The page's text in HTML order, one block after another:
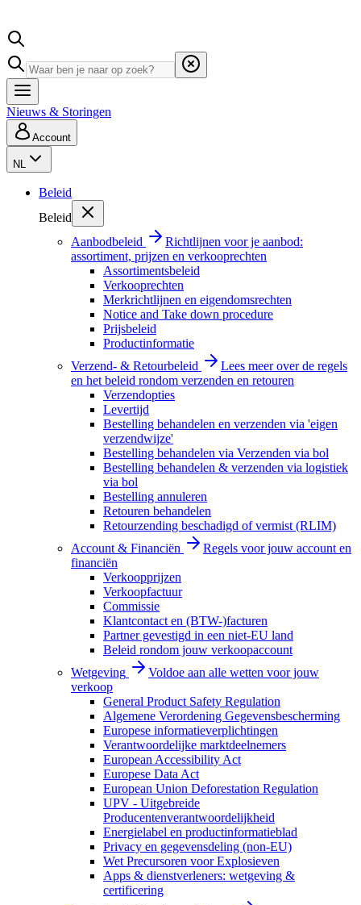
Nieuws & Storingen
Account
NL
Beleid
Beleid
Aanbodbeleid
Richtlijnen voor je aanbod:
assortiment, prijzen en verkooprechten
Assortimentsbeleid
Verkooprechten
Merkrichtlijnen en eigendomsrechten
Notice and Take down procedure
Prijsbeleid
Productinformatie
Verzend- & Retourbeleid
Lees meer over de regels
en het beleid rondom verzenden en retouren
Verzendopties
Levertijd
Bestelling behandelen en verzenden via 'eigen
verzendwijze'
Bestelling behandelen via Verzenden via bol
Bestelling behandelen & verzenden via logistiek
via bol
Bestelling annuleren
Retouren behandelen
Retourzending beschadigd of vermist (RLIM)
Account & Financiën
Regels voor jouw account en
financiën
Verkoopprijzen
Verkoopfactuur
Commissie
Klantcontact en (BTW-)facturen
Partner gevestigd in een niet-EU land
Beleid rondom jouw verkoopaccount
Wetgeving
Voldoe aan alle wetten voor jouw
verkoop
General Product Safety Regulation
Algemene Verordening Gegevensbescherming
Europese informatieverplichtingen
Verantwoordelijke marktdeelnemers
European Accessibility Act
Europese Data Act
European Union Deforestation Regulation
UPV - Uitgebreide
Producentenverantwoordelijkheid
Energielabel en productinformatieblad
Privacy en gegevensdeling (non-EU)
Wet Precursoren voor Explosieven
Apps & dienstverleners: wetgeving &
certificering